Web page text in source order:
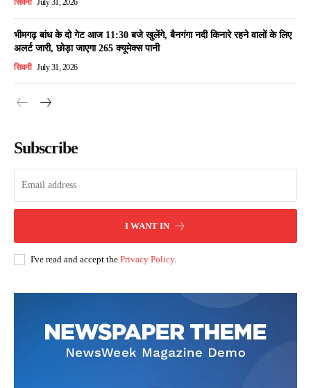
सिवनी July 31, 2026
भीमगढ़ बांध के दो गेट आज 11:30 बजे खुलेंगे, बैनगंगा नदी किनारे रहने वालों के लिए
अलर्ट जारी, छोड़ा जाएगा 265 क्यूमेक्स पानी
सिवनी July 31, 2026
Subscribe
I WANT IN
I've read and accept the Privacy Policy.